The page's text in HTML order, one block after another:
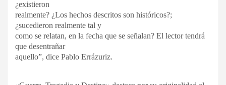
¿existieron
realmente? ¿Los hechos descritos son históricos?;
¿sucedieron realmente tal y
como se relatan, en la fecha que se señalan? El lector tendrá
que desentrañar
aquello”, dice Pablo Errázuriz.